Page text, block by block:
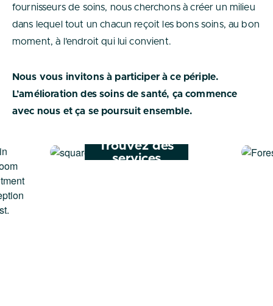
fournisseurs de soins, nous cherchons à créer un milieu
dans lequel tout un chacun reçoit les bons soins, au bon
moment, à l’endroit qui lui convient.
Nous vous invitons à participer à ce périple.
L’amélioration des soins de santé, ça commence
avec nous et ça se poursuit ensemble.
Trouvez des
services